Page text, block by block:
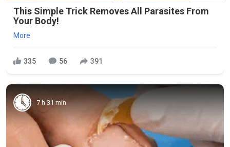
This Simple Trick Removes All Parasites From
Your Body!
More
335 56 391
7 h 31 min